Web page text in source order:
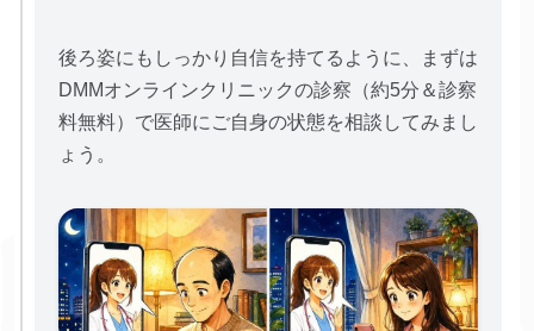
後ろ姿にもしっかり自信を持てるように、まずは
DMMオンラインクリニックの診察（約5分＆診察
料無料）で医師にご自身の状態を相談してみまし
ょう。